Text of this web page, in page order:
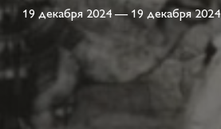
19 декабря 2024 — 19 декабря 2024